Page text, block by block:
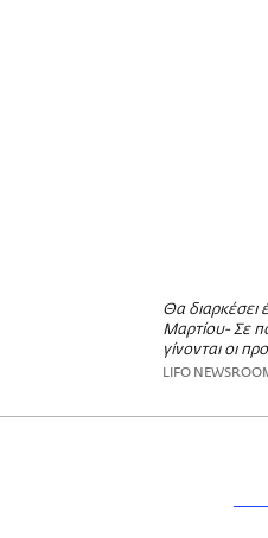
Θα διαρκέσει
Μαρτίου- Σε
γίνονται οι
LIFO